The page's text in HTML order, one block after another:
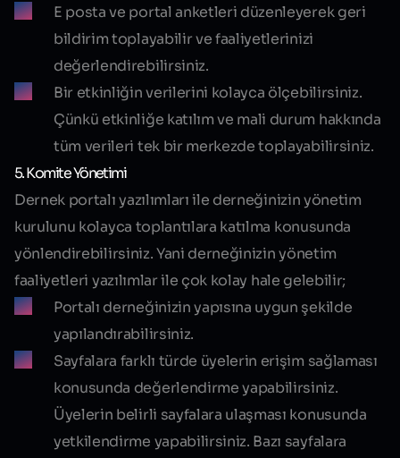
E posta ve portal anketleri düzenleyerek geri
bildirim toplayabilir ve faaliyetlerinizi
değerlendirebilirsiniz.
Bir etkinliğin verilerini kolayca ölçebilirsiniz.
Çünkü etkinliğe katılım ve mali durum hakkında
tüm verileri tek bir merkezde toplayabilirsiniz.
5. Komite Yönetimi
Dernek portalı yazılımları ile derneğinizin yönetim
kurulunu kolayca toplantılara katılma konusunda
yönlendirebilirsiniz. Yani derneğinizin yönetim
faaliyetleri yazılımlar ile çok kolay hale gelebilir;
Portalı derneğinizin yapısına uygun şekilde
yapılandırabilirsiniz.
Sayfalara farklı türde üyelerin erişim sağlaması
konusunda değerlendirme yapabilirsiniz.
Üyelerin belirli sayfalara ulaşması konusunda
yetkilendirme yapabilirsiniz. Bazı sayfalara